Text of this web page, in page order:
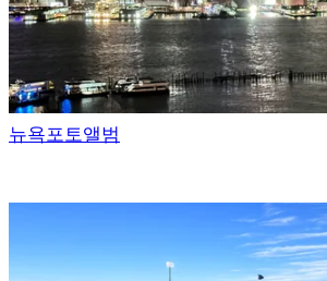
뉴욕포토앨범